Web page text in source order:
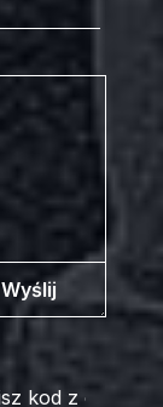
Wyślij